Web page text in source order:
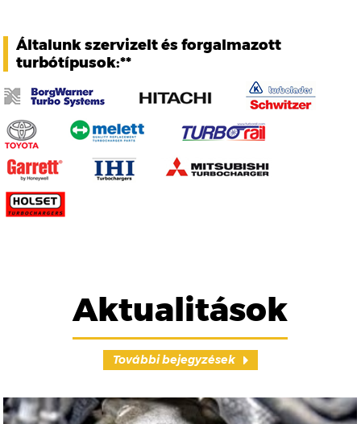
Általunk szervizelt és forgalmazott
turbótípusok:**
Aktualitások
További bejegyzések